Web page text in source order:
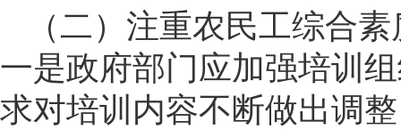
（二）注重农民工综合
一是政府部门应加强培训
求对培训内容不断做出调